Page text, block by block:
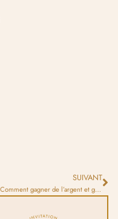
SUIVANT
#23 : Comment gagner de l’argent et grandir rapidement même si vous n’avez pas beaucoup d’abonné